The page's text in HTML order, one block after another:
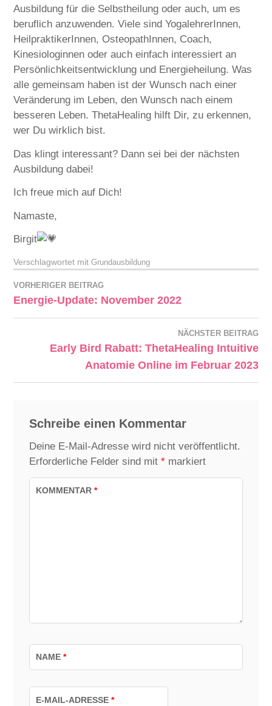
Ausbildung für die Selbstheilung oder auch, um es
beruflich anzuwenden. Viele sind YogalehrerInnen,
HeilpraktikerInnen, OsteopathInnen, Coach,
Kinesiologinnen oder auch einfach interessiert an
Persönlichkeitsentwicklung und Energieheilung. Was
alle gemeinsam haben ist der Wunsch nach einer
Veränderung im Leben, den Wunsch nach einem
besseren Leben. ThetaHealing hilft Dir, zu erkennen,
wer Du wirklich bist.
Das klingt interessant? Dann sei bei der nächsten
Ausbildung dabei!
Ich freue mich auf Dich!
Namaste,
Birgit
Verschlagwortet mitGrundausbildung
VORHERIGER BEITRAG
Energie-Update: November 2022
NÄCHSTER BEITRAG
Early Bird Rabatt: ThetaHealing Intuitive
Anatomie Online im Februar 2023
Schreibe einen Kommentar
Deine E-Mail-Adresse wird nicht veröffentlicht.
Erforderliche Felder sind mit *markiert
KOMMENTAR*
NAME*
E-MAIL-ADRESSE*